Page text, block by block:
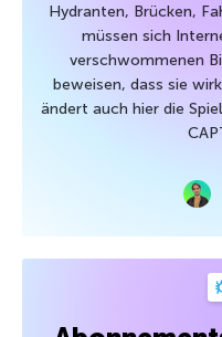
Hydranten, Brücken,
müssen sich
verschwommenen
beweisen, dass sie
ändert auch hier die